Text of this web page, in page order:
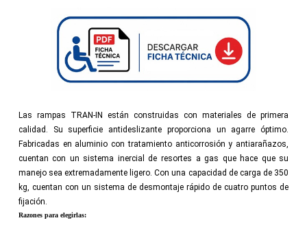
Las rampas TRAN-IN están construidas con materiales de primera
calidad. Su superficie antideslizante proporciona un agarre óptimo.
Fabricadas en aluminio con tratamiento anticorrosión y antiarañazos,
cuentan con un sistema inercial de resortes a gas que hace que su
manejo sea extremadamente ligero. Con una capacidad de carga de 350
kg, cuentan con un sistema de desmontaje rápido de cuatro puntos de
fijación.
Razones para elegirlas: